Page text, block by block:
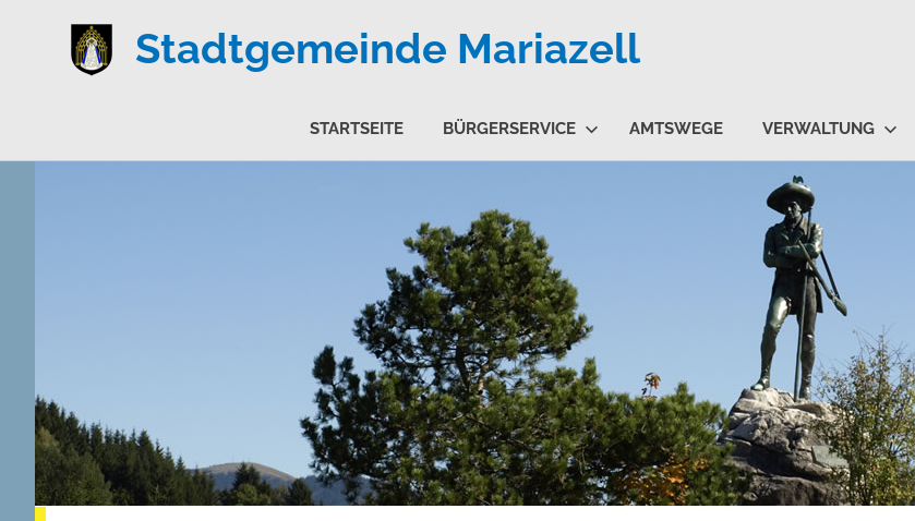
Stadtgemeinde Mariazell
STARTSEITE BÜRGERSERVICE AMTSWEGE VERWALTUNG